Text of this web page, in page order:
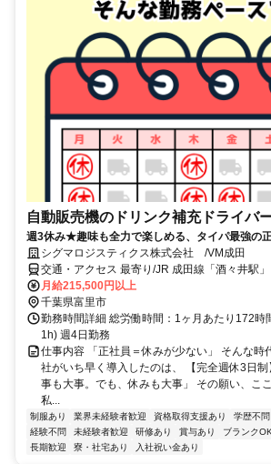
自動販売機のドリンク補充ドライバ
週3休み★趣味も全力で楽しめる、タイパ最強の
シグマロジスティクス株式会社 /VM成田
交通・アクセス 最寄り/JR 成田線「酒々井駅」
月給215,500円以上
千葉県富里市
勤務時間詳細 総労働時間：1ヶ月あたり172時
1h) 週4日勤務
仕事内容 「正社員＝休みが少ない」 そんな時
社がいち早く導入したのは、 【完全週休3日
事も大事。でも、休みも大事」 その願い、こ
私...
制服あり 業界未経験者歓迎 資格取得支援あり 学歴不問
経験不問
未経験者歓迎 研修あり 賞与あり ブランクOK
長期歓迎
寮・社宅あり 入社祝い金あり